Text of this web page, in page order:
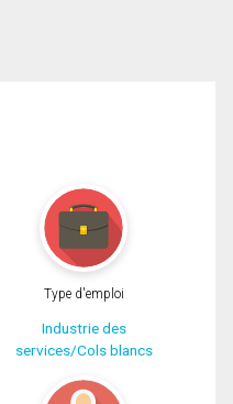
Type d'emploi
Industrie des
services/Cols blancs